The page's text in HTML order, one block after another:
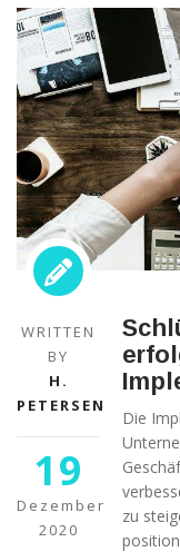
WRITTEN
BY
H.
PETERSEN
19
Dezember
2020
Die
zu